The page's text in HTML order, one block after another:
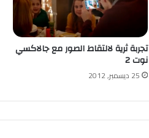
تجربة ثرية لالتقاط الصور مع جالاكسي
نوت 2
25 ديسمبر, 2012